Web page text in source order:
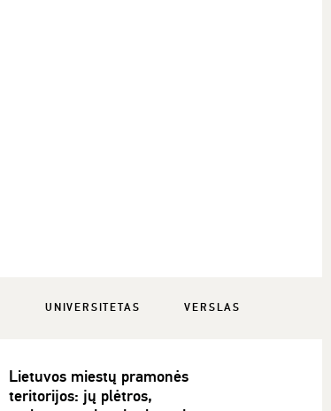
UNIVERSITETAS VERSLAS
Lietuvos miestų pramonės
teritorijos: jų plėtros,